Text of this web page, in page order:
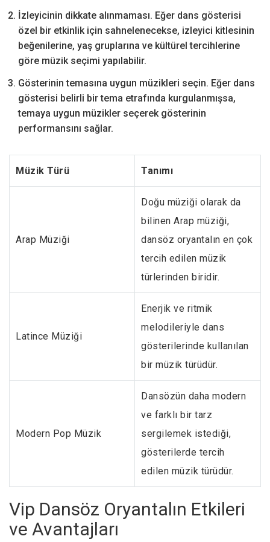
İzleyicinin dikkate alınmaması. Eğer dans gösterisi
özel bir etkinlik için sahnelenecekse, izleyici kitlesinin
beğenilerine, yaş gruplarına ve kültürel tercihlerine
göre müzik seçimi yapılabilir.
Gösterinin temasına uygun müzikleri seçin. Eğer dans
gösterisi belirli bir tema etrafında kurgulanmışsa,
temaya uygun müzikler seçerek gösterinin
performansını sağlar.
Müzik Türü Tanımı
Arap Müziği
Doğu müziği olarak da
bilinen Arap müziği,
dansöz oryantalın en çok
tercih edilen müzik
türlerinden biridir.
Latince Müziği
Enerjik ve ritmik
melodileriyle dans
gösterilerinde kullanılan
bir müzik türüdür.
Modern Pop Müzik
Dansözün daha modern
ve farklı bir tarz
sergilemek istediği,
gösterilerde tercih
edilen müzik türüdür.
Vip Dansöz Oryantalın Etkileri
ve Avantajları